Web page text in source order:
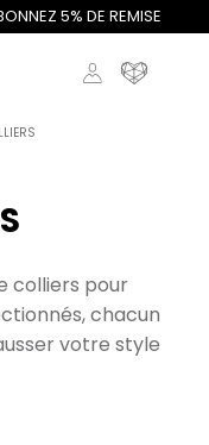
5% DE REMISE
colliers pour
chacun
votre style